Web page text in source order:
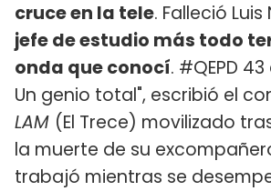
cruce en la tele. Falleció Luis
jefe de estudio más todo
onda que conocí. #QEPD
Un genio total", escribió el
LAM (El Trece) movilizado
la muerte de su
trabajó mientras se